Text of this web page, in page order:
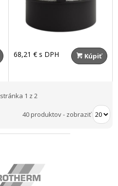
68,21 € s DPH Kúpiť
stránka 1 z 2
40 produktov- zobraziť